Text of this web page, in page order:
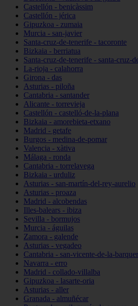
Castellón - benicàssim
Castellón - jérica
Gipuzkoa - zumaia
Murcia - san-javier
Santa-cruz-de-tenerife - tacoronte
Bizkaia - berriatua
Santa-cruz-de-tenerife - santa-cruz-
La-rioja - calahorra
Girona - das
Asturias - piloña
Cantabria - santander
Alicante - torrevieja
Castellón - castelló-de-la-plana
Bizkaia - amorebieta-etxano
Madrid - getafe
Burgos - medina-de-pomar
Valencia - xàtiva
Málaga - ronda
Cantabria - torrelavega
Bizkaia - urduliz
Asturias - san-martín-del-rey-aurelio
Asturias - proaza
Madrid - alcobendas
Illes-balears - ibiza
Sevilla - bormujos
Murcia - águilas
Zamora - galende
Asturias - vegadeo
Cantabria - san-vicente-de-la-
Navarra - erro
Madrid - collado-villalba
Gipuzkoa - lasarte-oria
Asturias - aller
Granada - almuñécar